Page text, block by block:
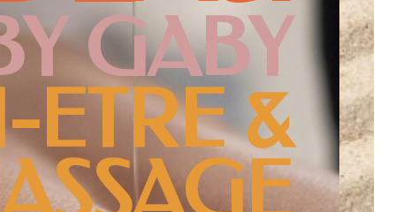
GABY
ETRE &